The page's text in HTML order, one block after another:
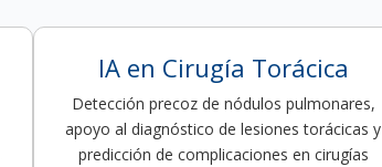
IA en Cirugía Torácica
Detección precoz de nódulos pulmonares,
apoyo al diagnóstico de lesiones torácicas y
predicción de complicaciones en cirugías